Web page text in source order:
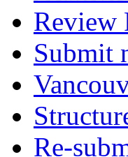
Review
Submit
Re-